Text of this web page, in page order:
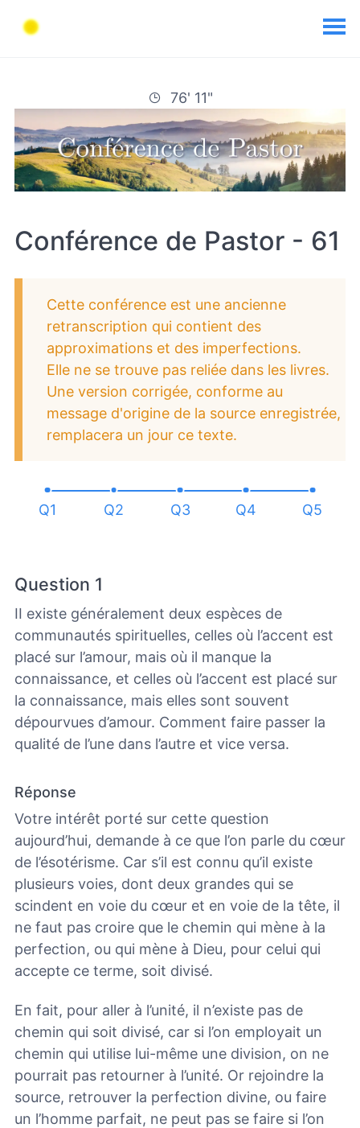
76' 11"
Conférence de Pastor - 61
Cette conférence est une ancienne
retranscription qui contient des
approximations et des imperfections.
Elle ne se trouve pas reliée dans les livres.
Une version corrigée, conforme au
message d'origine de la source enregistrée,
remplacera un jour ce texte.
Q1 Q2 Q3 Q4 Q5
Question 1
II existe généralement deux espèces de
communautés spirituelles, celles où l’accent est
placé sur l’amour, mais où il manque la
connaissance, et celles où l’accent est placé sur
la connaissance, mais elles sont souvent
dépourvues d’amour. Comment faire passer la
qualité de l’une dans l’autre et vice versa.
Réponse
Votre intérêt porté sur cette question
aujourd’hui, demande à ce que l’on parle du cœur
de l’ésotérisme. Car s’il est connu qu’il existe
plusieurs voies, dont deux grandes qui se
scindent en voie du cœur et en voie de la tête, il
ne faut pas croire que le chemin qui mène à la
perfection, ou qui mène à Dieu, pour celui qui
accepte ce terme, soit divisé.
En fait, pour aller à l’unité, il n’existe pas de
chemin qui soit divisé, car si l’on employait un
chemin qui utilise lui-même une division, on ne
pourrait pas retourner à l’unité. Or rejoindre la
source, retrouver la perfection divine, ou faire
un l’homme parfait, ne peut pas se faire si l’on